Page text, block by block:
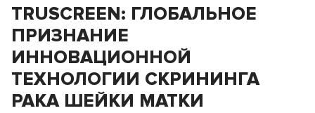
TRUSCREEN: ГЛОБАЛЬНОЕ
ПРИЗНАНИЕ
ИННОВАЦИОННОЙ
ТЕХНОЛОГИИ СКРИНИНГА
РАКА ШЕЙКИ МАТКИ